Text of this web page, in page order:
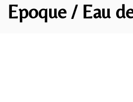
Epoque / Eau